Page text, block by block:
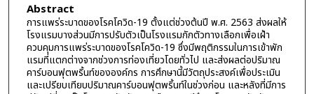
Abstract
การแพร่ระบาดของโรคโควิด-19 ตั้งแต่ช่วงต้นปี พ.ศ. 2563 ส่งผลให้
โรงแรมบางส่วนมีการปรับตัวเป็นโรงแรมกักตัวทางเลือกเพื่อเฝ้า
ควบคุมการแพร่ระบาดของโรคโควิด-19 ซึ่งมีพฤติกรรมในการเข้าพัก
แรมที่แตกต่างจากช่วงการท่องเที่ยวโดยทั่วไป และส่งผลต่อปริมาณ
คาร์บอนฟุตพริ้นท์ขององค์กร การศึกษานี้มีวัตถุประสงค์เพื่อประเมิน
และเปรียบเทียบปริมาณคาร์บอนฟุตพริ้นท์ในช่วงก่อน และหลังที่มีการ